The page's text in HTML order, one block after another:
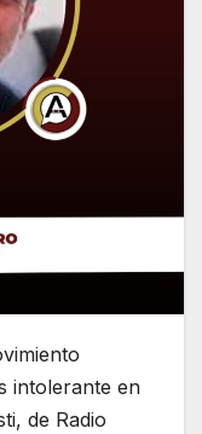
intolerante en
de Radio